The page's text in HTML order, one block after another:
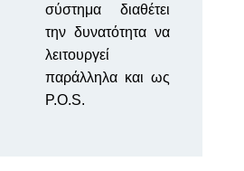
σύστημα διαθέτει
την δυνατότητα να
λειτουργεί
παράλληλα και ως
P.O.S.